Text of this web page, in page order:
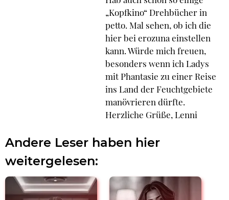
„Kopfkino“ Drehbücher in
petto. Mal sehen, ob ich die
hier bei erozuna einstellen
kann. Würde mich freuen,
besonders wenn ich Ladys
mit Phantasie zu einer Reise
ins Land der Feuchtgebiete
manövrieren dürfte.
Herzliche Grüße, Lenni
Andere Leser haben hier
weitergelesen: